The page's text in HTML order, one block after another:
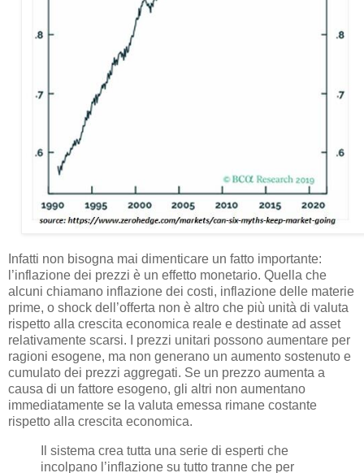
Infatti non bisogna mai dimenticare un fatto importante:
l’inflazione dei prezzi è un effetto monetario. Quella che
alcuni chiamano inflazione dei costi, inflazione delle materie
prime, o shock dell’offerta non è altro che più unità di valuta
rispetto alla crescita economica reale e destinate ad asset
relativamente scarsi. I prezzi unitari possono aumentare per
ragioni esogene, ma non generano un aumento sostenuto e
cumulato dei prezzi aggregati. Se un prezzo aumenta a
causa di un fattore esogeno, gli altri non aumentano
immediatamente se la valuta emessa rimane costante
rispetto alla crescita economica.
Il sistema crea tutta una serie di esperti che
incolpano l’inflazione su tutto tranne che per